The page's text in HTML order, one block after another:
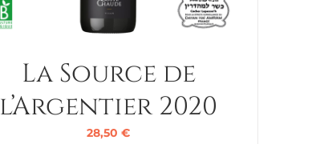
La Source de
l’Argentier 2020
28,50 €